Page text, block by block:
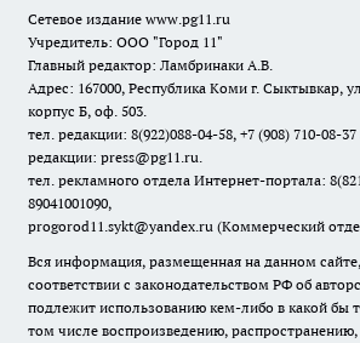
Сетевое издание www.pg11.ru
Учредитель: ООО "Город 11"
Главный редактор: Ламбринаки А.В.
Адрес: 167000, Республика Коми г. Сыктывкар,
корпус Б, оф. 503.
тел. редакции: 8(922)088-04-58, +7 (908) 710-08-37
редакции: press@pg11.ru.
тел. рекламного отдела Интернет-портала:
89041001090,
progorod11.sykt@yandex.ru (Коммерческий
Вся информация, размещенная на данном сайте,
соответствии с законодательством РФ об
подлежит использованию кем-либо в какой бы
том числе воспроизведению, распространению,